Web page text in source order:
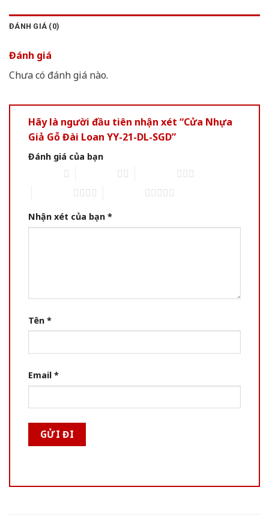
ĐÁNH GIÁ (0)
Đánh giá
Chưa có đánh giá nào.
Hãy là người đầu tiên nhận xét “Cửa Nhựa
Giả Gỗ Đài Loan YY-21-DL-SGD”
Đánh giá của bạn
Nhận xét của bạn *
Tên *
Email *